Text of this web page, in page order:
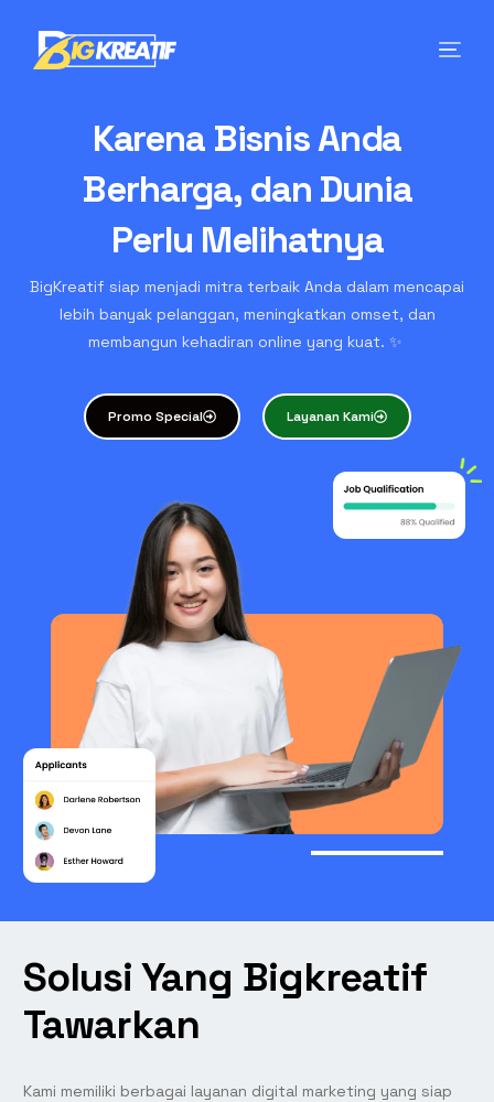
Karena Bisnis Anda
Berharga, dan Dunia
Perlu Melihatnya
BigKreatif siap menjadi mitra terbaik Anda dalam mencapai
lebih banyak pelanggan, meningkatkan omset, dan
membangun kehadiran online yang kuat. ✨
Promo Special Layanan Kami
Solusi Yang Bigkreatif
Tawarkan
Kami memiliki berbagai layanan digital marketing yang siap